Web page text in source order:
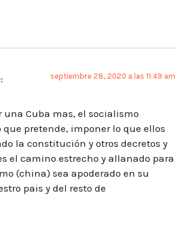
septiembre 28, 2020 a las 11:49 am
una Cuba mas, el socialismo
que pretende, imponer lo que ellos
la constitución y otros decretos y
el camino estrecho y allanado para
(china) sea apoderado en su
pais y del resto de